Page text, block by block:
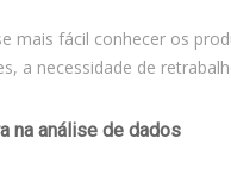
mais fácil conhecer os
a necessidade de
na análise de dados